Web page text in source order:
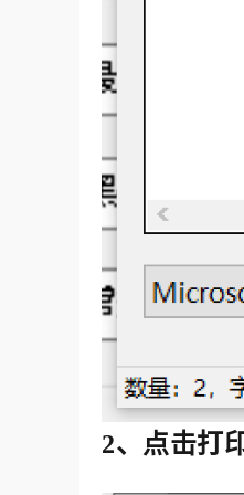
2、点击打